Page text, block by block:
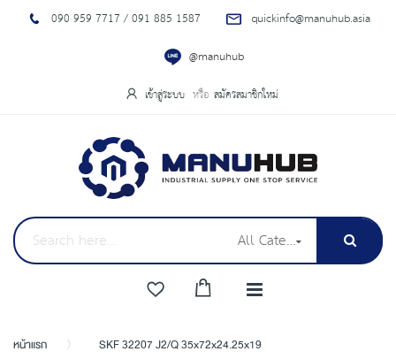
090 959 7717 / 091 885 1587
quickinfo@manuhub.asia
@manuhub
เข้าสู่ระบบ สมัครสมาชิกใหม่
All Categories
หน้าแรก SKF 32207 J2/Q 35x72x24.25x19